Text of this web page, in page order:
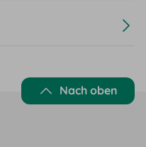
Nach oben